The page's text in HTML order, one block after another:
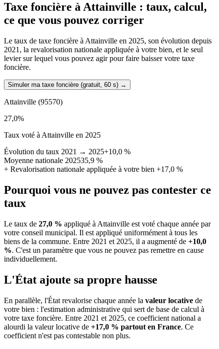
Taxe foncière àAttainville : taux, calcul,
ce que vous pouvez corriger
Le taux de taxe foncière à Attainville en 2025, son évolution depuis
2021, la revalorisation nationale appliquée à votre bien, et le seul
levier sur lequel vous pouvez agir pour faire baisser votre taxe
foncière.
Simuler ma taxe foncière (gratuit, 60 s) →
Attainville (95570)
27,0%
Taux voté à Attainville en 2025
Évolution du taux 2021 → 2025+10,0 %
Moyenne nationale 202535,9 %
+ Revalorisation nationale appliquée à votre bien +17,0 %
Pourquoi vous ne pouvez pas contester ce
taux
Le taux de 27,0 % appliqué à Attainville est voté chaque année par
votre conseil municipal. Il est appliqué uniformément à tous les
biens de la commune. Entre 2021 et 2025, il a augmenté de +10,0
%. C'est un paramètre que vous ne pouvez pas remettre en cause
individuellement.
L'État ajoute sa propre hausse
En parallèle, l'État revalorise chaque année la valeur locative de
votre bien : l'estimation administrative qui sert de base de calcul à
votre taxe foncière. Entre 2021 et 2025, ce coefficient national a
alourdi la valeur locative de +17,0 % partout en France. Ce
coefficient n'est pas contestable non plus.